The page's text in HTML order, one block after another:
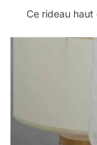
Ce rideau